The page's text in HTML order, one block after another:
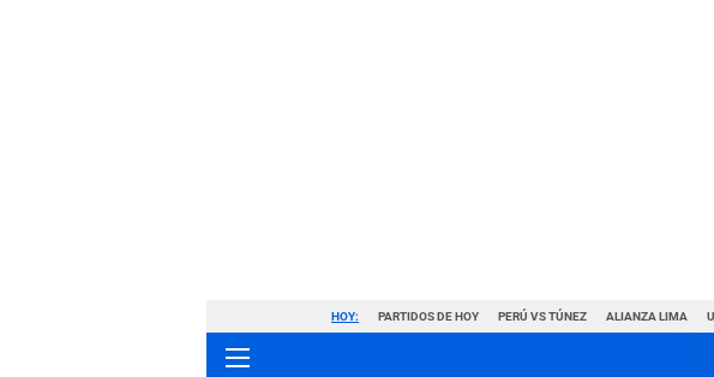
HOY: PARTIDOS DE HOY PERÚ VS TÚNEZ ALIANZA LIMA